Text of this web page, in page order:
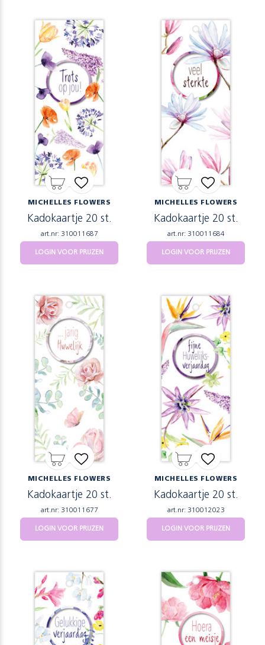
MICHELLES FLOWERS
Kadokaartje 20 st.
art.nr: 310011687
LOGIN VOOR PRIJZEN
MICHELLES FLOWERS
Kadokaartje 20 st.
art.nr: 310011684
LOGIN VOOR PRIJZEN
MICHELLES FLOWERS
Kadokaartje 20 st.
art.nr: 310011677
LOGIN VOOR PRIJZEN
MICHELLES FLOWERS
Kadokaartje 20 st.
art.nr: 310012023
LOGIN VOOR PRIJZEN